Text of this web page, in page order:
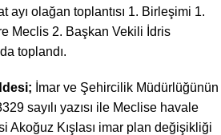
ayı olağan toplantısı 1. Birleşimi 1.
Meclis 2. Başkan Vekili İdris
toplandı.
İmar ve Şehircilik Müdürlüğünün
sayılı yazısı ile Meclise havale
Akoğuz Kışlası imar plan değişikliği